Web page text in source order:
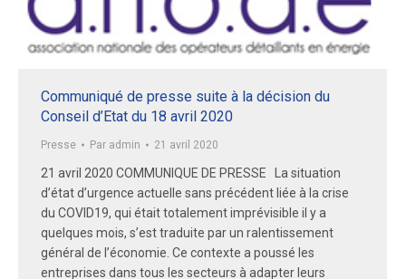
Communiqué de presse suite à la décision du
Conseil d’Etat du 18 avril 2020
Presse Par admin 21 avril 2020
21 avril 2020 COMMUNIQUE DE PRESSE La situation
d’état d’urgence actuelle sans précédent liée à la crise
du COVID19, qui était totalement imprévisible il y a
quelques mois, s’est traduite par un ralentissement
général de l’économie. Ce contexte a poussé les
entreprises dans tous les secteurs à adapter leurs